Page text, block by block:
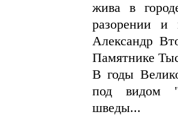
жива в
разорении и
Александр
Памятнике
В годы
под видом
шведы...